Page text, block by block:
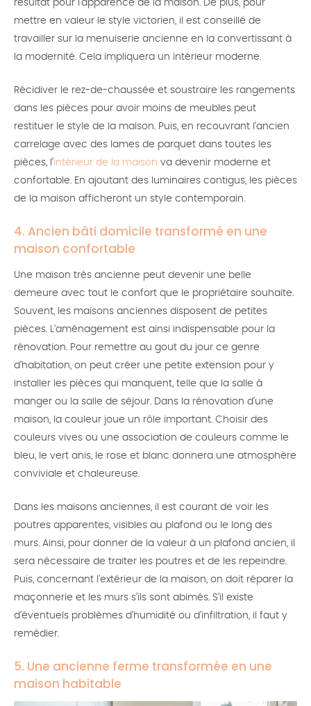
résultat pour l’apparence de la maison. De plus, pour
mettre en valeur le style victorien, il est conseillé de
travailler sur la menuiserie ancienne en la convertissant à
la modernité. Cela impliquera un intérieur moderne.
Récidiver le rez-de-chaussée et soustraire les rangements
dans les pièces pour avoir moins de meubles peut
restituer le style de la maison. Puis, en recouvrant l’ancien
carrelage avec des lames de parquet dans toutes les
pièces, l’intérieur de la maison va devenir moderne et
confortable. En ajoutant des luminaires contigus, les pièces
de la maison afficheront un style contemporain.
4. Ancien bâti domicile transformé en une
maison confortable
Une maison très ancienne peut devenir une belle
demeure avec tout le confort que le propriétaire souhaite.
Souvent, les maisons anciennes disposent de petites
pièces. L’aménagement est ainsi indispensable pour la
rénovation. Pour remettre au gout du jour ce genre
d’habitation, on peut créer une petite extension pour y
installer les pièces qui manquent, telle que la salle à
manger ou la salle de séjour. Dans la rénovation d’une
maison, la couleur joue un rôle important. Choisir des
couleurs vives ou une association de couleurs comme le
bleu, le vert anis, le rose et blanc donnera une atmosphère
conviviale et chaleureuse.
Dans les maisons anciennes, il est courant de voir les
poutres apparentes, visibles au plafond ou le long des
murs. Ainsi, pour donner de la valeur à un plafond ancien, il
sera nécessaire de traiter les poutres et de les repeindre.
Puis, concernant l’extérieur de la maison, on doit réparer la
maçonnerie et les murs s’ils sont abimés. S’il existe
d’éventuels problèmes d’humidité ou d’infiltration, il faut y
remédier.
5. Une ancienne ferme transformée en une
maison habitable